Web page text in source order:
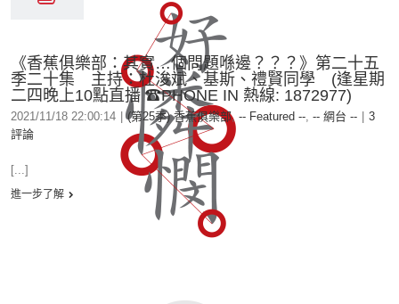
《香蕉俱樂部：其實…個問題喺邊？？？》第二十五
季二十集 主持：杜浚斌、基斯、禮賢同學 (逢星期
二四晚上10點直播 ☎PHONE IN 熱線: 1872977)
2021/11/18 22:00:14 (第25季) 香蕉俱樂部, -- Featured --, -- 網台 --
3
評論
[...]
進一步了解